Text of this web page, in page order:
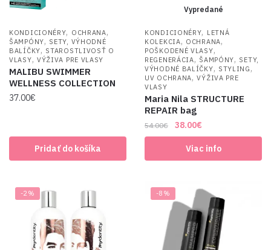
KONDICIONÉRY, OCHRANA,
ŠAMPÓNY, SETY, VÝHODNÉ
BALÍČKY, STAROSTLIVOSŤ O
VLASY, VÝŽIVA PRE VLASY
MALIBU SWIMMER
WELLNESS COLLECTION
37.00€
Pridať do košíka
Vypredané
KONDICIONÉRY, LETNÁ
KOLEKCIA, OCHRANA,
POŠKODENÉ VLASY,
REGENERÁCIA, ŠAMPÓNY, SETY,
VÝHODNÉ BALÍČKY, STYLING ,
UV OCHRANA,VÝŽIVA PRE
VLASY
Maria Nila STRUCTURE
REPAIR bag
54.00€
Original
price
was:
54.00€.
38.00€
price
is:
38.00€.
Viac info
-2% -8%